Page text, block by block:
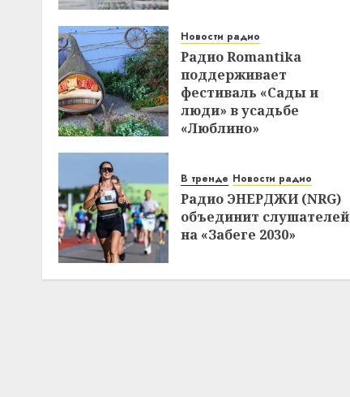
Новости радио
Радио Romantika
поддерживает
фестиваль «Сады и
люди» в усадьбе
«Люблино»
В тренде Новости радио
Радио ЭНЕРДЖИ (NRG)
объединит слушателей
на «Забеге 2030»